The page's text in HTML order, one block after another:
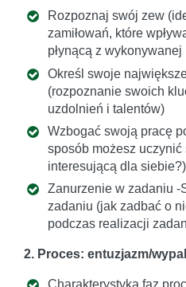
Rozpoznaj swój zew
zamiłowań, które
płynącą z wykonywanej
Określ swoje
(rozpoznanie swoich
uzdolnień i talentów)
Wzbogać swoją pracę
sposób możesz
interesującą dla siebie?)
Zanurzenie w zadaniu -
zadaniu (jak zadbać o
podczas realizacji
2. Proces: entuzjazm/